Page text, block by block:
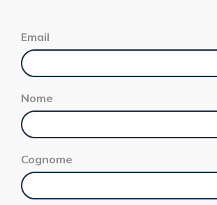
Email
Nome
Cognome